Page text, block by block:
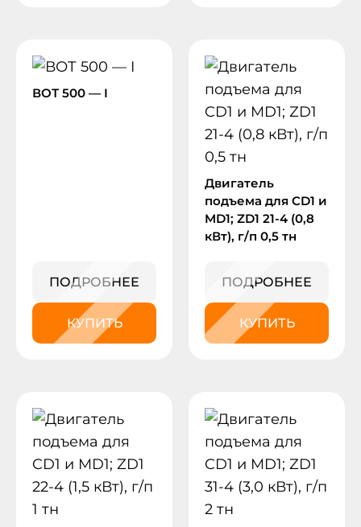
ВОТ 500 — I
ПОДРОБНЕЕ
КУПИТЬ
Двигатель
подъема для CD1 и
MD1; ZD1 21-4 (0,8
кВт), г/п 0,5 тн
ПОДРОБНЕЕ
КУПИТЬ